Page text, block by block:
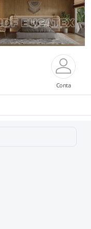
Conta